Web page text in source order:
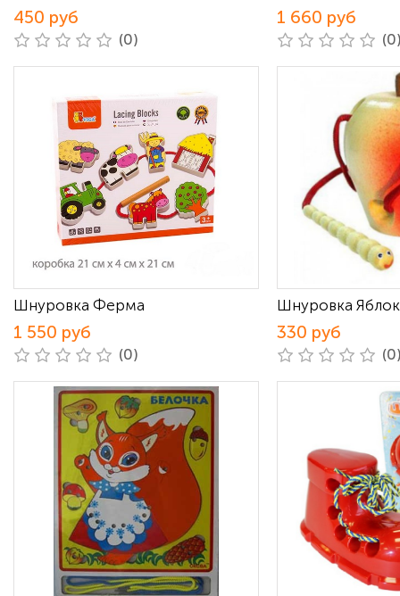
450 руб
(0)
1 660 руб
Шнуровка Ферма
1 550 руб
(0)
Шнуровка
330 руб